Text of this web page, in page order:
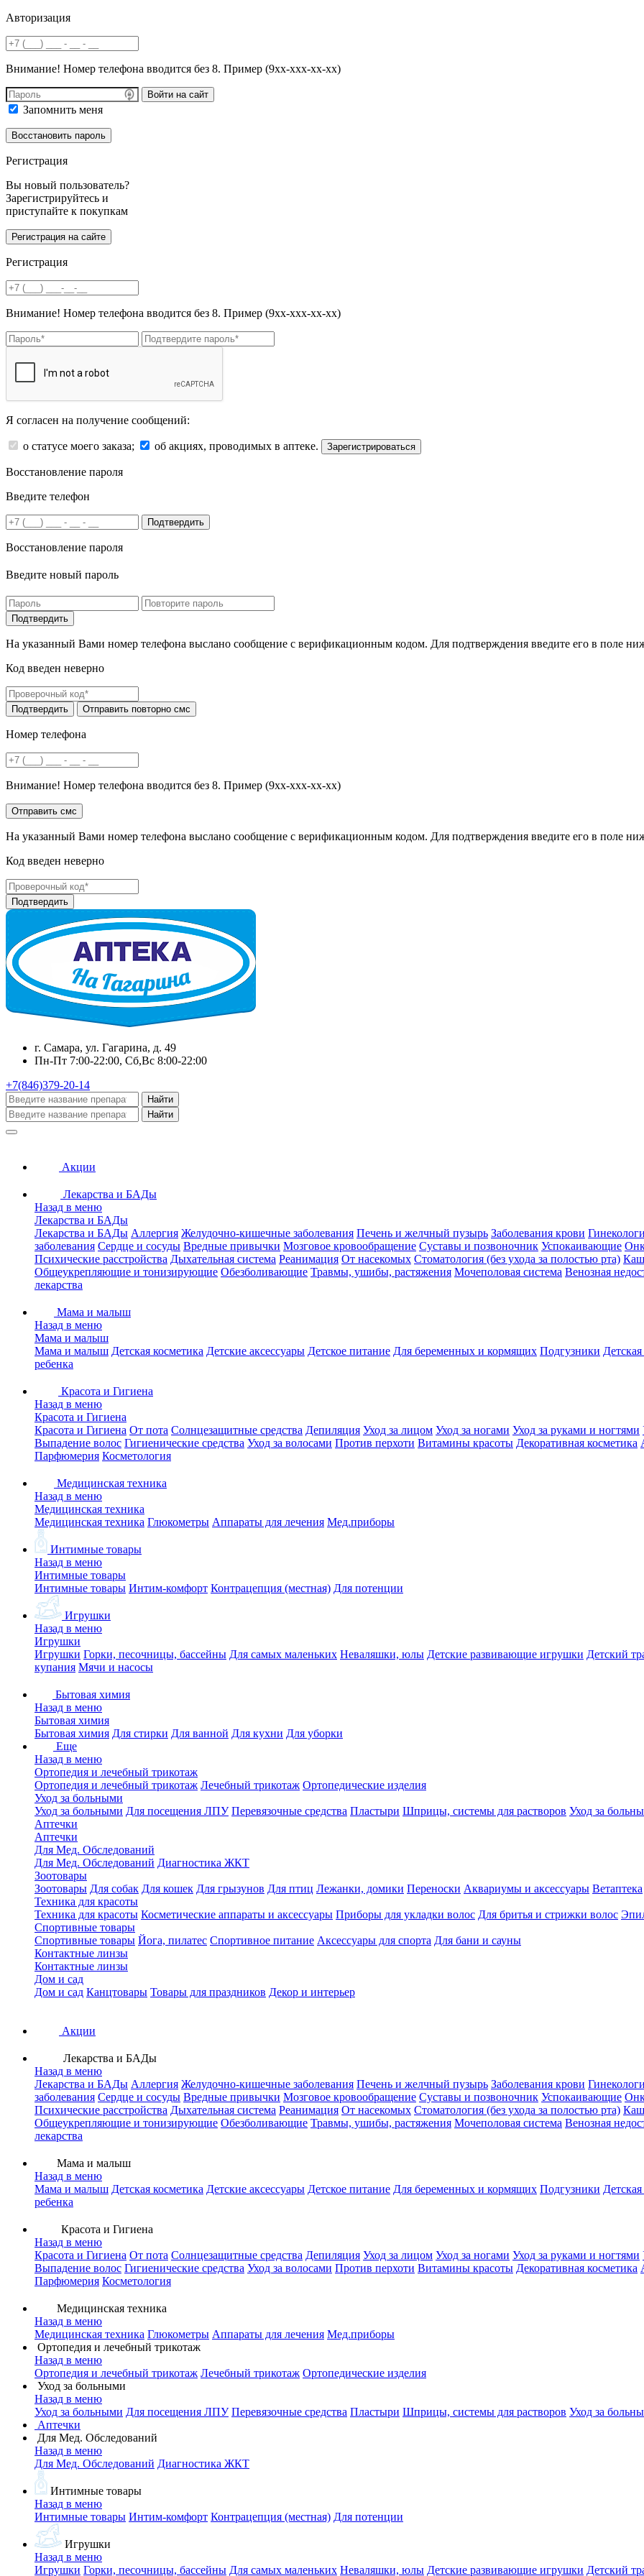
Авторизация
Внимание! Номер телефона вводится без 8. Пример (9хх-ххх-хх-хх)
Войти на сайт
Запомнить меня
Регистрация
Вы новый пользователь?
Зарегистрируйтесь и
приступайте к покупкам
Регистрация
Внимание! Номер телефона вводится без 8. Пример (9хх-ххх-хх-хх)
Я согласен на получение сообщений:
о статусе моего заказа; об акциях, проводимых в аптеке. Зарегистрироваться
Восстановление пароля
Введите телефон
Подтвердить
Восстановление пароля
Введите новый пароль
На указанный Вами номер телефона выслано сообщение с верификационным кодом. Для подтверждения введите его в поле
Код введен неверно
Номер телефона
Внимание! Номер телефона вводится без 8. Пример (9хх-ххх-хх-хх)
На указанный Вами номер телефона выслано сообщение с верификационным кодом. Для подтверждения введите его в поле
Код введен неверно
г. Самара, ул. Гагарина, д. 49
Пн-Пт 7:00-22:00, Сб,Вс 8:00-22:00
+7(846)379-20-14
Найти
Найти
Акции
Лекарства и БАДы
Назад в меню
Лекарства и БАДы
Лекарства и БАДы Аллергия Желудочно-кишечные заболевания Печень и желчный пузырь Заболевания крови
заболевания Сердце и сосуды Вредные привычки Мозговое кровообращение Суставы и позвоночник Успокаивающие
Психические расстройства Дыхательная система Реанимация От насекомых Стоматология (без ухода за полостью рта)
Общеукрепляющие и тонизирующие Обезболивающие Травмы, ушибы, растяжения Мочеполовая система Венозная
лекарства
Мама и малыш
Назад в меню
Мама и малыш
Мама и малыш Детская косметика Детские аксессуары Детское питание Для беременных и кормящих Подгузники
ребенка
Красота и Гигиена
Назад в меню
Красота и Гигиена
Красота и Гигиена От пота Солнцезащитные средства Депиляция Уход за лицом Уход за ногами Уход за руками и ногтями
Выпадение волос Гигиенические средства Уход за волосами Против перхоти Витамины красоты Декоративная косметика
Парфюмерия Косметология
Медицинская техника
Назад в меню
Медицинская техника
Медицинская техника Глюкометры Аппараты для лечения Мед.приборы
Интимные товары
Назад в меню
Интимные товары
Интимные товары Интим-комфорт Контрацепция (местная) Для потенции
Игрушки
Назад в меню
Игрушки
Игрушки Горки, песочницы, бассейны Для самых маленьких Неваляшки, юлы Детские развивающие игрушки Детский
купания Мячи и насосы
Бытовая химия
Назад в меню
Бытовая химия
Бытовая химия Для стирки Для ванной Для кухни Для уборки
Еще
Назад в меню
Ортопедия и лечебный трикотаж
Ортопедия и лечебный трикотаж Лечебный трикотаж Ортопедические изделия
Уход за больными
Уход за больными Для посещения ЛПУ Перевязочные средства Пластыри Шприцы, системы для растворов Уход за
Аптечки
Аптечки
Для Мед. Обследований
Для Мед. Обследований Диагностика ЖКТ
Зоотовары
Зоотовары Для собак Для кошек Для грызунов Для птиц Лежанки, домики Переноски Аквариумы и аксессуары Ветаптека
Техника для красоты
Техника для красоты Косметические аппараты и аксессуары Приборы для укладки волос Для бритья и стрижки волос
Спортивные товары
Спортивные товары Йога, пилатес Спортивное питание Аксессуары для спорта Для бани и сауны
Контактные линзы
Контактные линзы
Дом и сад
Дом и сад Канцтовары Товары для праздников Декор и интерьер
Акции
Лекарства и БАДы
Назад в меню
Лекарства и БАДы Аллергия Желудочно-кишечные заболевания Печень и желчный пузырь Заболевания крови
заболевания Сердце и сосуды Вредные привычки Мозговое кровообращение Суставы и позвоночник Успокаивающие
Психические расстройства Дыхательная система Реанимация От насекомых Стоматология (без ухода за полостью рта)
Общеукрепляющие и тонизирующие Обезболивающие Травмы, ушибы, растяжения Мочеполовая система Венозная
лекарства
Мама и малыш
Назад в меню
Мама и малыш Детская косметика Детские аксессуары Детское питание Для беременных и кормящих Подгузники
ребенка
Красота и Гигиена
Назад в меню
Красота и Гигиена От пота Солнцезащитные средства Депиляция Уход за лицом Уход за ногами Уход за руками и ногтями
Выпадение волос Гигиенические средства Уход за волосами Против перхоти Витамины красоты Декоративная косметика
Парфюмерия Косметология
Медицинская техника
Назад в меню
Медицинская техника Глюкометры Аппараты для лечения Мед.приборы
Ортопедия и лечебный трикотаж
Назад в меню
Ортопедия и лечебный трикотаж Лечебный трикотаж Ортопедические изделия
Уход за больными
Назад в меню
Уход за больными Для посещения ЛПУ Перевязочные средства Пластыри Шприцы, системы для растворов Уход за
Аптечки
Для Мед. Обследований
Назад в меню
Для Мед. Обследований Диагностика ЖКТ
Интимные товары
Назад в меню
Интимные товары Интим-комфорт Контрацепция (местная) Для потенции
Игрушки
Назад в меню
Игрушки Горки, песочницы, бассейны Для самых маленьких Неваляшки, юлы Детские развивающие игрушки Детский